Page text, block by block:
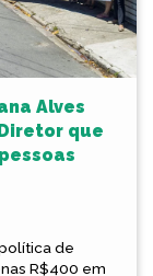
Alves
que
de
R$400 em